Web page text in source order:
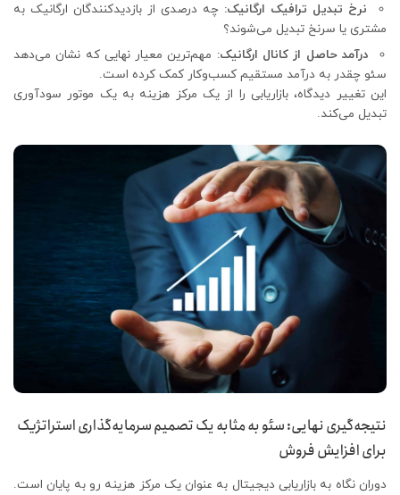
نرخ تبدیل ترافیک ارگانیک: چه درصدی از بازدیدکنندگان ارگانیک به
مشتری یا سرنخ تبدیل می‌شوند؟
درآمد حاصل از کانال ارگانیک: مهم‌ترین معیار نهایی که نشان می‌دهد
سئو چقدر به درآمد مستقیم کسب‌وکار کمک کرده است.
این تغییر دیدگاه، بازاریابی را از یک مرکز هزینه به یک موتور سودآوری
تبدیل می‌کند.
نتیجه‌گیری نهایی: سئو به مثابه یک تصمیم سرمایه‌گذاری استراتژیک
برای افزایش فروش
دوران نگاه به بازاریابی دیجیتال به عنوان یک مرکز هزینه رو به پایان است.